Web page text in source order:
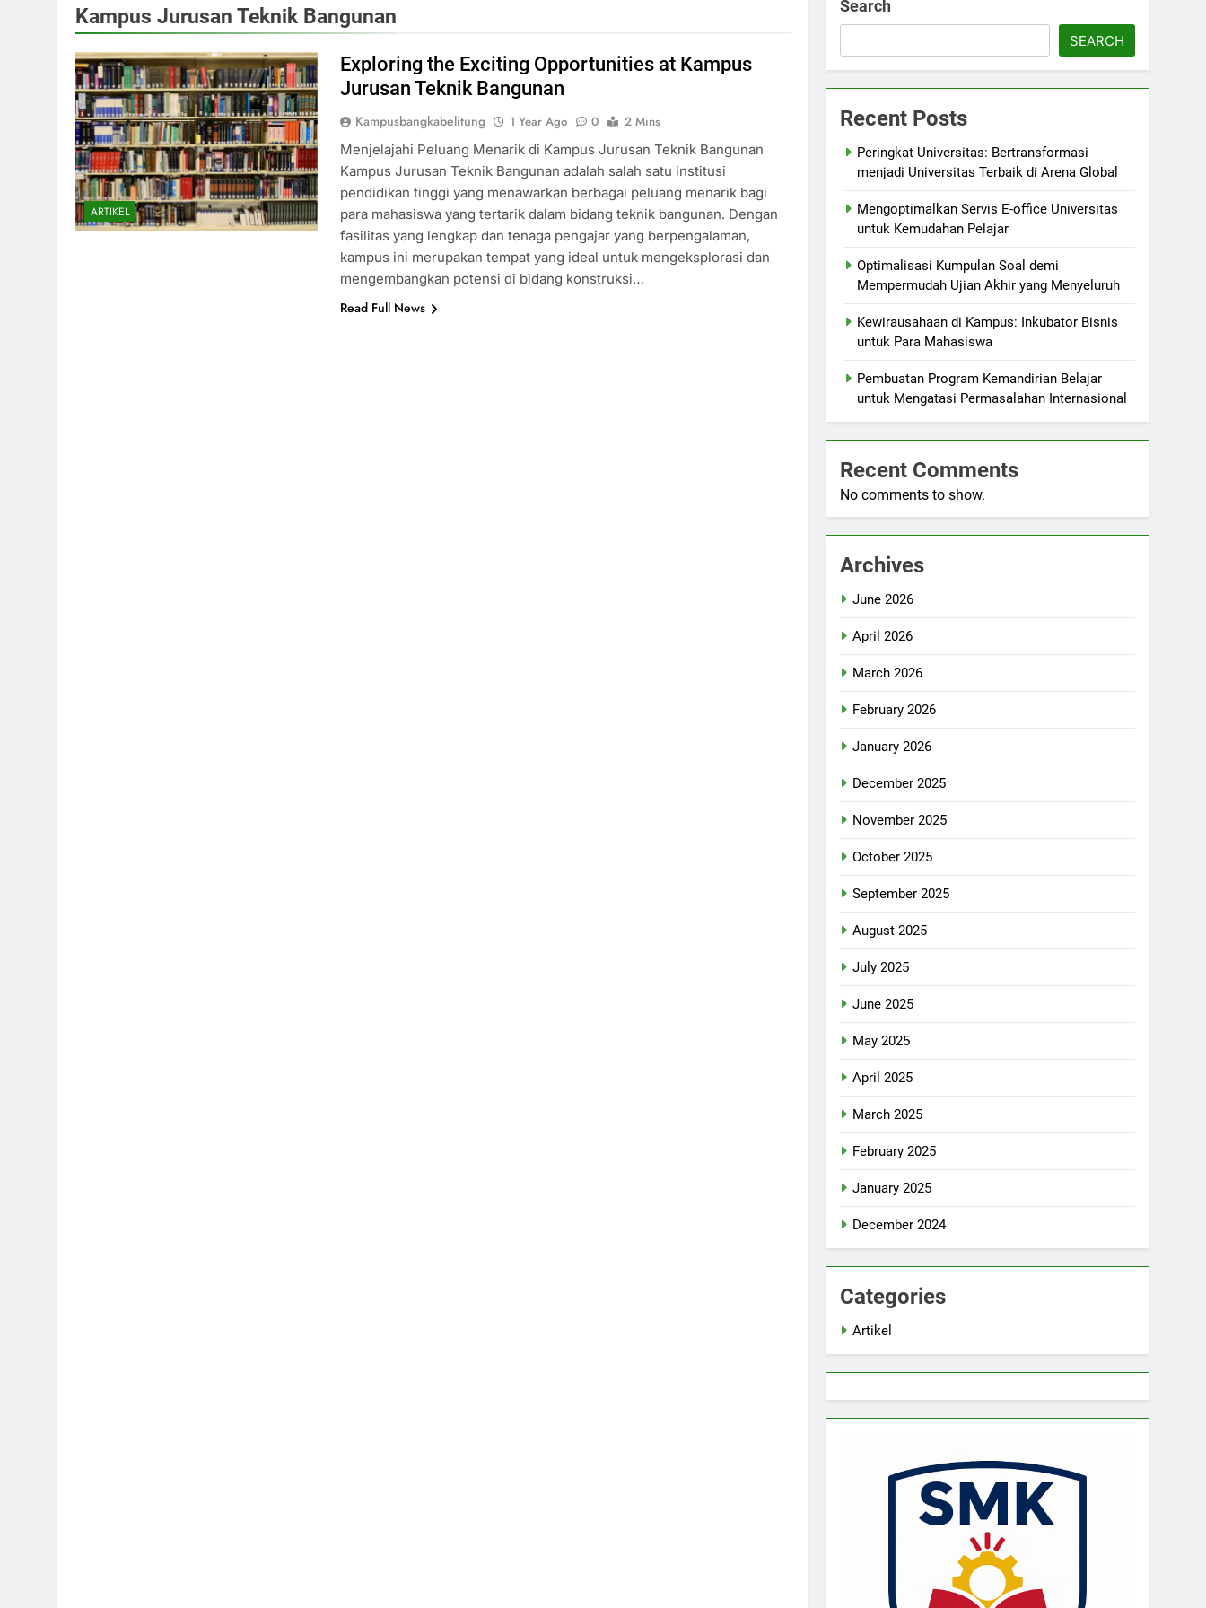
Kampus Jurusan Teknik Bangunan
ARTIKEL
Exploring the Exciting Opportunities at Kampus
Jurusan Teknik Bangunan
Kampusbangkabelitung 1 Year Ago 0
2 Mins
Menjelajahi Peluang Menarik di Kampus Jurusan Teknik Bangunan
Kampus Jurusan Teknik Bangunan adalah salah satu institusi
pendidikan tinggi yang menawarkan berbagai peluang menarik bagi
para mahasiswa yang tertarik dalam bidang teknik bangunan. Dengan
fasilitas yang lengkap dan tenaga pengajar yang berpengalaman,
kampus ini merupakan tempat yang ideal untuk mengeksplorasi dan
mengembangkan potensi di bidang konstruksi…
Read Full News
Search
SEARCH
Recent Posts
Peringkat Universitas: Bertransformasi
menjadi Universitas Terbaik di Arena Global
Mengoptimalkan Servis E-office Universitas
untuk Kemudahan Pelajar
Optimalisasi Kumpulan Soal demi
Mempermudah Ujian Akhir yang Menyeluruh
Kewirausahaan di Kampus: Inkubator Bisnis
untuk Para Mahasiswa
Pembuatan Program Kemandirian Belajar
untuk Mengatasi Permasalahan Internasional
Recent Comments
No comments to show.
Archives
June 2026
April 2026
March 2026
February 2026
January 2026
December 2025
November 2025
October 2025
September 2025
August 2025
July 2025
June 2025
May 2025
April 2025
March 2025
February 2025
January 2025
December 2024
Categories
Artikel